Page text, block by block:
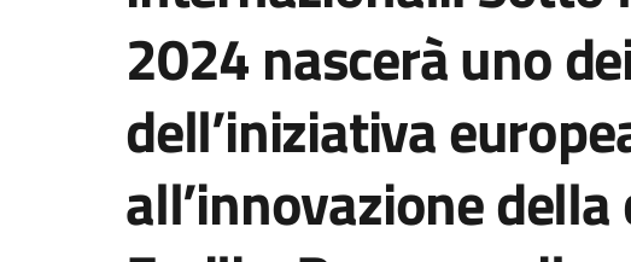
2024 nascerà uno
dell’iniziativa
all’innovazione